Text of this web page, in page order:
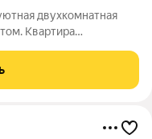
двухкомнатная
Квартира
гостиная,